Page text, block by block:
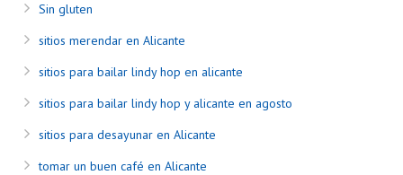
Sin gluten
sitios merendar en Alicante
sitios para bailar lindy hop en alicante
sitios para bailar lindy hop y alicante en agosto
sitios para desayunar en Alicante
tomar un buen café en Alicante